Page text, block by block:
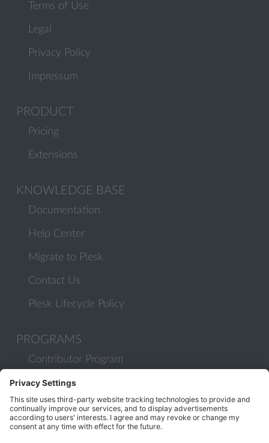
Terms of Use
Legal
Privacy Policy
Impressum
PRODUCT
Pricing
Extensions
KNOWLEDGE BASE
Documentation
Help Center
Migrate to Plesk
Contact Us
Plesk Lifecycle Policy
PROGRAMS
Contributor Program
Partner Program
COMMUNITY